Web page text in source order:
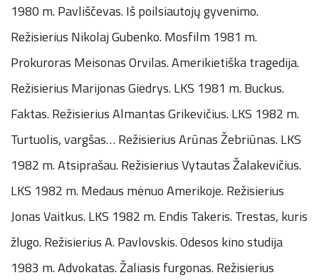
1980 m. Pavliščevas. Iš poilsiautojų gyvenimo.
Režisierius Nikolaj Gubenko. Mosfilm 1981 m.
Prokuroras Meisonas Orvilas. Amerikietiška tragedija.
Režisierius Marijonas Giedrys. LKS 1981 m. Buckus.
Faktas. Režisierius Almantas Grikevičius. LKS 1982 m.
Turtuolis, vargšas… Režisierius Arūnas Žebriūnas. LKS
1982 m. Atsiprašau. Režisierius Vytautas Žalakevičius.
LKS 1982 m. Medaus mėnuo Amerikoje. Režisierius
Jonas Vaitkus. LKS 1982 m. Endis Takeris. Trestas, kuris
žlugo. Režisierius A. Pavlovskis. Odesos kino studija
1983 m. Advokatas. Žaliasis furgonas. Režisierius